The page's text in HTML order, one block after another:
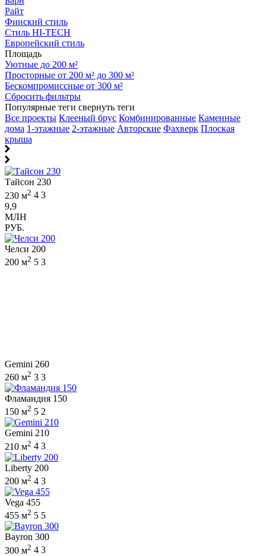
Райт
Финский стиль
Стиль HI-TECH
Европейский стиль
Площадь
Уютные до 200 м²
Просторные от 200 м² до 300 м²
Бескомпромиссные от 300 м²
Сбросить фильтры
Популярные теги свернуть теги
Все проекты Клееный брус Комбинированные Каменные
дома 1-этажные 2-этажные Авторские Фахверк Плоская
крыша
Тайсон 230
230 м2 4 3
9,9
МЛН
РУБ.
Челси 200
200 м2 5 3
Gemini 260
260 м2 3 3
Фламандия 150
150 м2 5 2
Gemini 210
210 м2 4 3
Liberty 200
200 м2 4 3
Vega 455
455 м2 5 5
Bayron 300
300 м2 4 3